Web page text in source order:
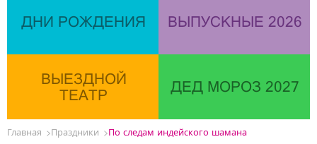
ДНИ РОЖДЕНИЯ ВЫПУСКНЫЕ 2026
ВЫЕЗДНОЙ
ТЕАТР
ДЕД МОРОЗ 2027
Главная Праздники По следам индейского шамана